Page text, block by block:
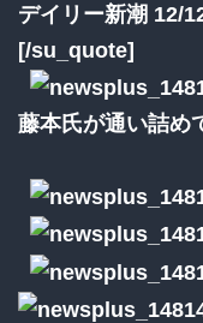
デイリー新潮 12/
[/su_quote]
藤本氏が通い詰め